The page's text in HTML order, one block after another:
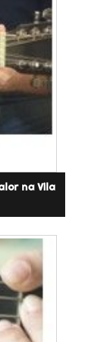
na Vila